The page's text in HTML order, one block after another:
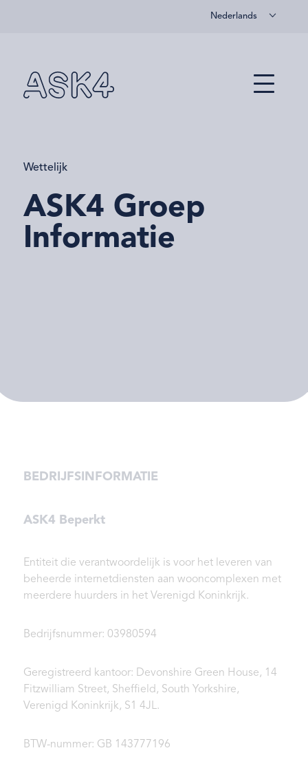
Nederlands
Menu
Wettelijk
ASK4 Groep
Informatie
BEDRIJFSINFORMATIE
ASK4 Beperkt
Entiteit die verantwoordelijk is voor het leveren van
beheerde internetdiensten aan wooncomplexen met
meerdere huurders in het Verenigd Koninkrijk.
Bedrijfsnummer: 03980594
Geregistreerd kantoor: Devonshire Green House, 14
Fitzwilliam Street, Sheffield, South Yorkshire,
Verenigd Koninkrijk, S1 4JL.
BTW-nummer: GB 143777196